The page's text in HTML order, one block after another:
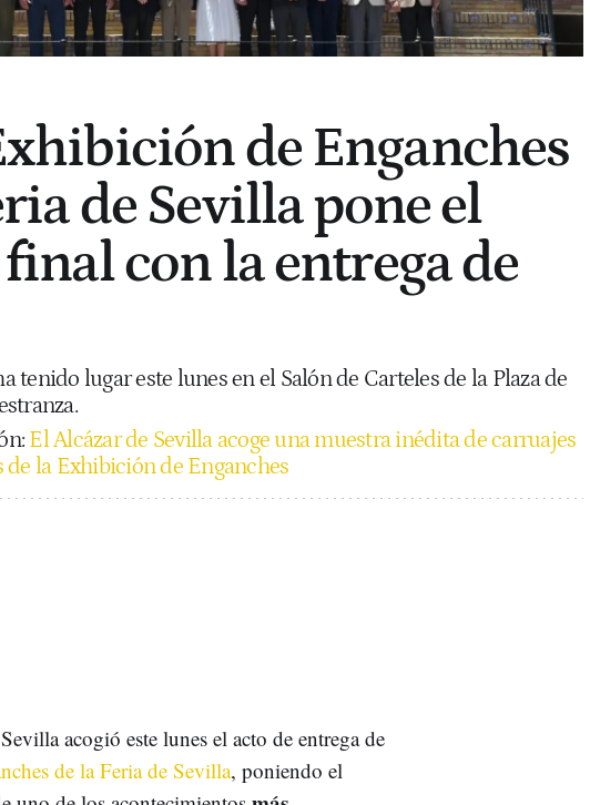
de Enganches
de Sevilla pone el
con la entrega de
tenido lugar este lunes en el Salón de Carteles de la Plaza de
El Alcázar de Sevilla acoge una muestra inédita de carruajes
de la Exhibición de Enganches
acogió este lunes el acto de entrega de
de la Feria de Sevilla, poniendo el